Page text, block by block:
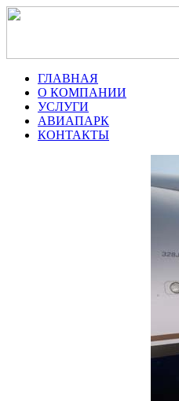
ГЛАВНАЯ
О КОМПАНИИ
УСЛУГИ
АВИАПАРК
КОНТАКТЫ